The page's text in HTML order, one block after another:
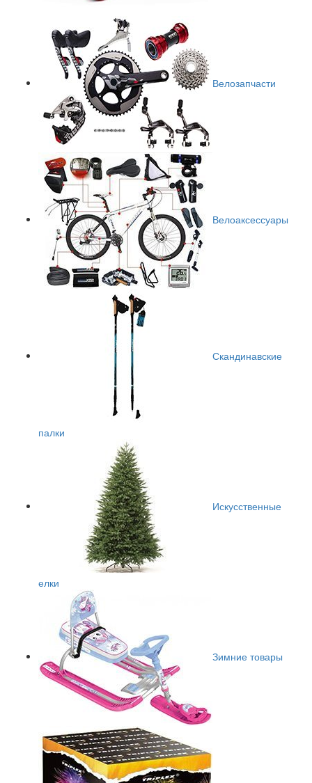
Велозапчасти
Велоаксессуары
Скандинавские
палки
Искусственные
елки
Зимние товары